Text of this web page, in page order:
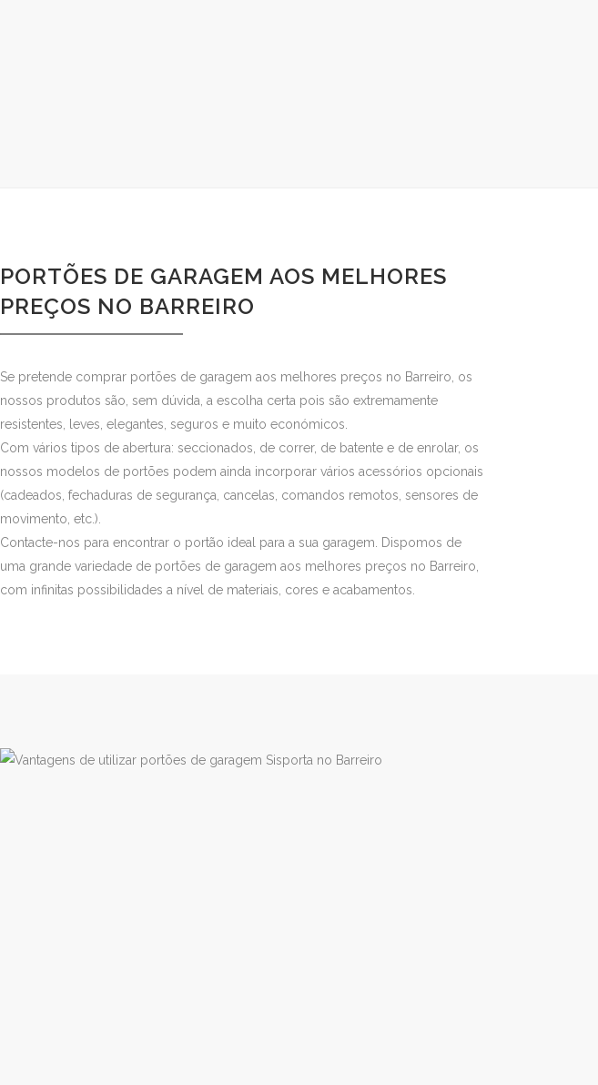
PORTÕES DE GARAGEM AOS MELHORES
PREÇOS NO BARREIRO
Se pretende comprar portões de garagem aos melhores preços no Barreiro, os
nossos produtos são, sem dúvida, a escolha certa pois são extremamente
resistentes, leves, elegantes, seguros e muito económicos.
Com vários tipos de abertura: seccionados, de correr, de batente e de enrolar, os
nossos modelos de portões podem ainda incorporar vários acessórios opcionais
(cadeados, fechaduras de segurança, cancelas, comandos remotos, sensores de
movimento, etc.).
Contacte-nos para encontrar o portão ideal para a sua garagem. Dispomos de
uma grande variedade de portões de garagem aos melhores preços no Barreiro,
com infinitas possibilidades a nível de materiais, cores e acabamentos.